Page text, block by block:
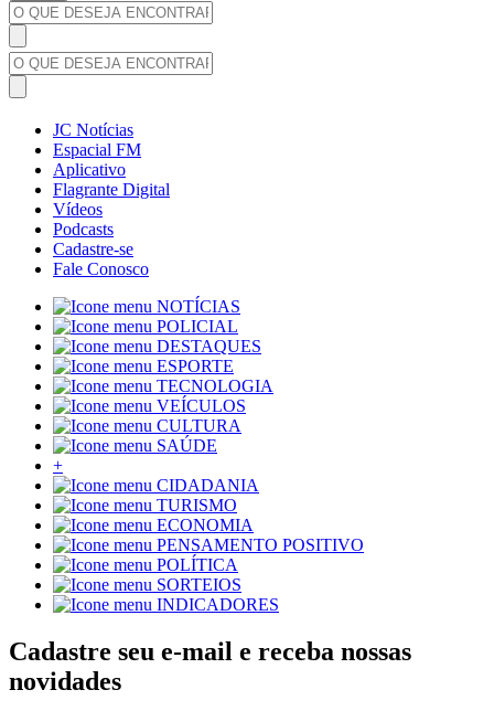
JC Notícias
Espacial FM
Aplicativo
Flagrante Digital
Vídeos
Podcasts
Cadastre-se
Fale Conosco
NOTÍCIAS
POLICIAL
DESTAQUES
ESPORTE
TECNOLOGIA
VEÍCULOS
CULTURA
SAÚDE
+
CIDADANIA
TURISMO
ECONOMIA
PENSAMENTO POSITIVO
POLÍTICA
SORTEIOS
INDICADORES
Cadastre seu e-mail e receba nossas
novidades